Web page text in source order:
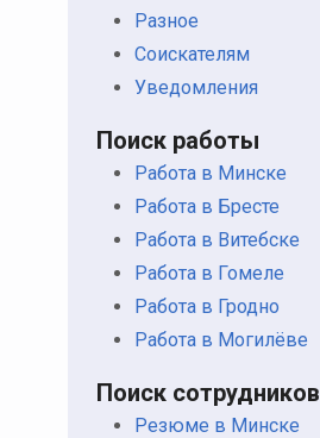
Разное
Соискателям
Уведомления
Поиск работы
Работа в Минске
Работа в Бресте
Работа в Витебске
Работа в Гомеле
Работа в Гродно
Работа в Могилёве
Поиск сотрудников
Резюме в Минске